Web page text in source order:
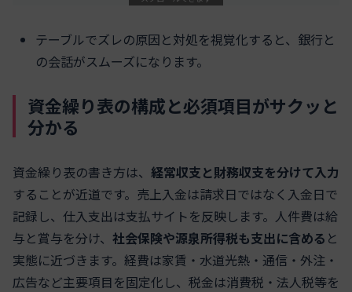
テーブルでズレの原因と対処を視覚化すると、銀行と
の会話がスムーズになります。
資金繰り表の構成と必須項目がサクッと
分かる
資金繰り表の書き方は、 経常収支と財務収支を分けて入力
することが近道です。売上入金は請求日ではなく入金日で
記録し、仕入支出は支払サイトを反映します。人件費は給
与と賞与を分け、 社会保険や源泉所得税も支出に含める と
実態に近づきます。経費は家賃・水道光熱・通信・外注・
広告など主要項目を固定化し、税金は消費税・法人税等を